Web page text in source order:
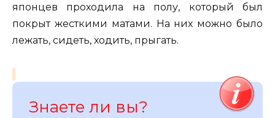
японцев проходила на полу, который был
покрыт жесткими матами. На них можно было
лежать, сидеть, ходить, прыгать.
Знаете ли вы?